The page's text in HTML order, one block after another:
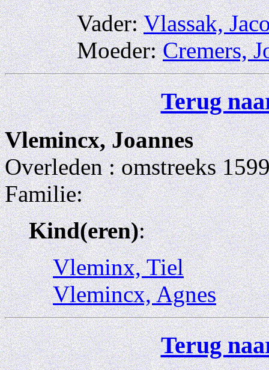
Vader:Vlassak,
Moeder:Cremers,
Terug
Vlemincx, Joannes
Overleden : omstreeks
Familie:
Kind(eren):
Vleminx, Tiel
Vlemincx, Agnes
Terug